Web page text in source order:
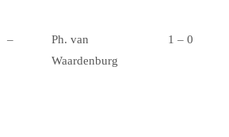
–
Ph. van
Waardenburg
1 – 0